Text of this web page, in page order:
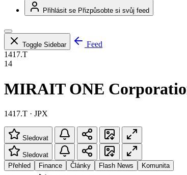
Přihlásit se Přizpůsobte si svůj feed
Toggle Sidebar
Feed
1417.T
14
MIRAIT ONE
1417.T · JPX
Sledovat
Sledovat
Přehled
Finance Články Flash News Komunita